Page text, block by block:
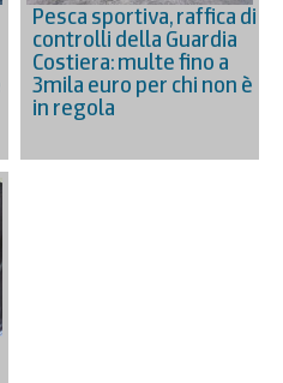
Pesca sportiva, raffica di
controlli della Guardia
Costiera: multe fino a
3mila euro per chi non è
in regola